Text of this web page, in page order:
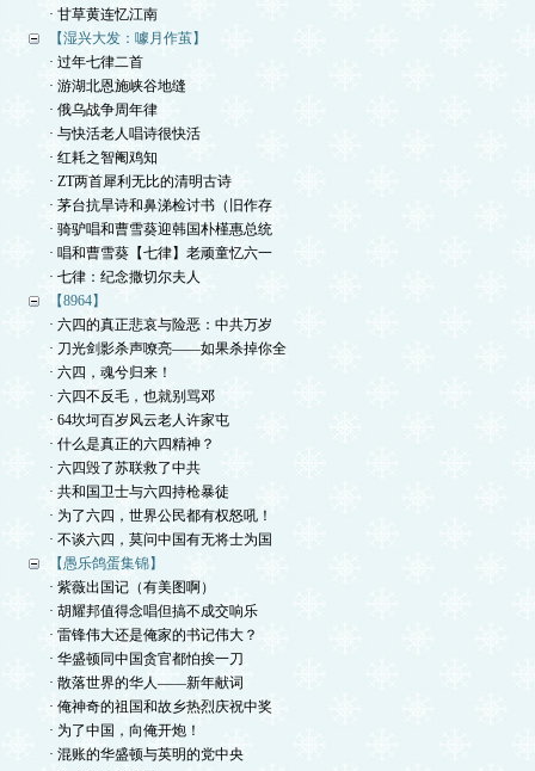
· 甘草黄连忆江南
【湿兴大发：噱月作茧】
· 过年七律二首
· 游湖北恩施峡谷地缝
· 俄乌战争周年律
· 与快活老人唱诗很快活
· 红耗之智阉鸡知
· ZT两首犀利无比的清明古诗
· 茅台抗旱诗和鼻涕检讨书（旧作存
· 骑驴唱和曹雪葵迎韩国朴槿惠总统
· 唱和曹雪葵【七律】老顽童忆六一
· 七律：纪念撒切尔夫人
【8964】
· 六四的真正悲哀与险恶：中共万岁
· 刀光剑影杀声嘹亮——如果杀掉你全
· 六四，魂兮归来！
· 六四不反毛，也就别骂邓
· 64坎坷百岁风云老人许家屯
· 什么是真正的六四精神？
· 六四毁了苏联救了中共
· 共和国卫士与六四持枪暴徒
· 为了六四，世界公民都有权怒吼！
· 不谈六四，莫问中国有无将士为国
【愚乐鸽蛋集锦】
· 紫薇出国记（有美图啊）
· 胡耀邦值得念唱但搞不成交响乐
· 雷锋伟大还是俺家的书记伟大？
· 华盛顿同中国贪官都怕挨一刀
· 散落世界的华人——新年献词
· 俺神奇的祖国和故乡热烈庆祝中奖
· 为了中国，向俺开炮！
· 混账的华盛顿与英明的党中央